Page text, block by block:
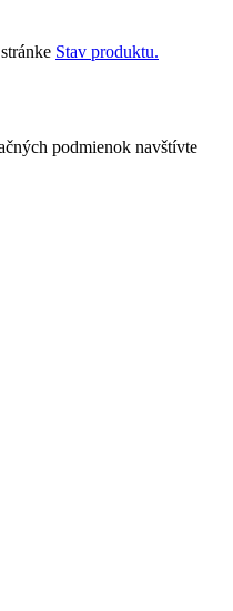
Stav produktu.
podmienok navštívte